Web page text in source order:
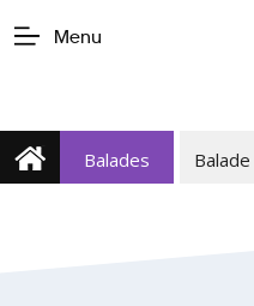
Menu
Balades